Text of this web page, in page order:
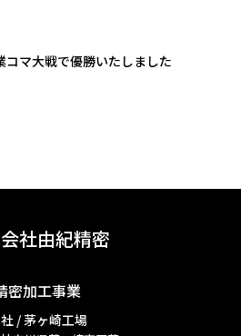
コマ大戦で優勝いたしました
社由紀精密
密加工事業
/ 茅ヶ崎工場